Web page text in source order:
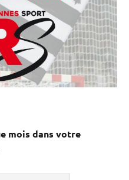
mois dans votre